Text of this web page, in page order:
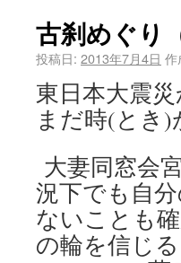
古刹めぐり
投稿日: 2013年7月4日 作
東日本大震
まだ時(とき)
大妻同窓会
況下でも自
ないことも
の輪を信じ